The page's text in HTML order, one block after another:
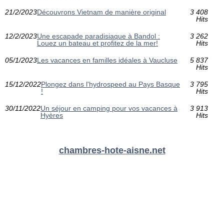
21/2/2023Découvrons Vietnam de manière original
3 408
Hits
12/2/2023Une escapade paradisiaque à Bandol :
Louez un bateau et profitez de la mer!
3 262
Hits
05/1/2023Les vacances en familles idéales à Vaucluse
5 837
Hits
15/12/2022Plongez dans l'hydrospeed au Pays Basque
!
3 795
Hits
30/11/2022Un séjour en camping pour vos vacances à
Hyères
3 913
Hits
chambres-hote-aisne.net